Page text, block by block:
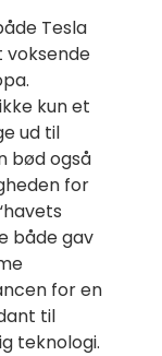
Tesla
voksende
kun et
ud til
bød også
for
både gav
for en
til
teknologi.